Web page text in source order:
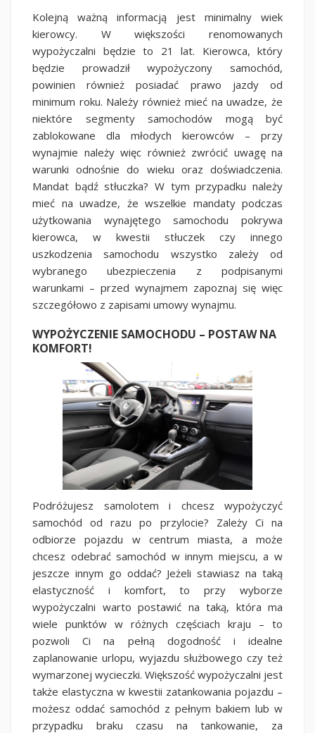
Kolejną ważną informacją jest minimalny wiek
kierowcy. W większości renomowanych
wypożyczalni będzie to 21 lat. Kierowca, który
będzie prowadził wypożyczony samochód,
powinien również posiadać prawo jazdy od
minimum roku. Należy również mieć na uwadze, że
niektóre segmenty samochodów mogą być
zablokowane dla młodych kierowców – przy
wynajmie należy więc również zwrócić uwagę na
warunki odnośnie do wieku oraz doświadczenia.
Mandat bądź stłuczka? W tym przypadku należy
mieć na uwadze, że wszelkie mandaty podczas
użytkowania wynajętego samochodu pokrywa
kierowca, w kwestii stłuczek czy innego
uszkodzenia samochodu wszystko zależy od
wybranego ubezpieczenia z podpisanymi
warunkami – przed wynajmem zapoznaj się więc
szczegółowo z zapisami umowy wynajmu.
WYPOŻYCZENIE SAMOCHODU – POSTAW NA
KOMFORT!
Podróżujesz samolotem i chcesz wypożyczyć
samochód od razu po przylocie? Zależy Ci na
odbiorze pojazdu w centrum miasta, a może
chcesz odebrać samochód w innym miejscu, a w
jeszcze innym go oddać? Jeżeli stawiasz na taką
elastyczność i komfort, to przy wyborze
wypożyczalni warto postawić na taką, która ma
wiele punktów w różnych częściach kraju – to
pozwoli Ci na pełną dogodność i idealne
zaplanowanie urlopu, wyjazdu służbowego czy też
wymarzonej wycieczki. Większość wypożyczalni jest
także elastyczna w kwestii zatankowania pojazdu –
możesz oddać samochód z pełnym bakiem lub w
przypadku braku czasu na tankowanie, za